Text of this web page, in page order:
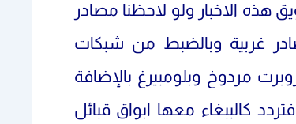
هذه الاخبار ولو لاحظنا مصادر
غربية وبالضبط من شبكات
مردوخ وبلومبيرغ بالإضافة
كالببغاء معها ابواق قبائل